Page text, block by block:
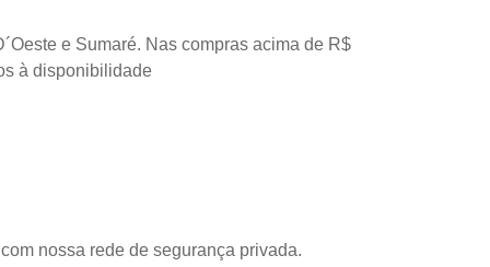
e Sumaré. Nas compras acima de R$
à disponibilidade
nossa rede de segurança privada.